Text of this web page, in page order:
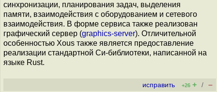
синхронизации, планирования задач, выделения
памяти, взаимодействия с оборудованием и сетевого
взаимодействия. В форме сервиса также реализован
графический сервер (graphics-server). Отличительной
особенностью Xous также является предоставление
реализации стандартной Си-библиотеки, написанной на
языке Rust.
исправить +26 + / –